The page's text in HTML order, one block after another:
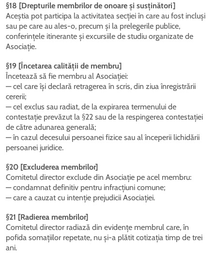
§18 [Drepturile membrilor de onoare și susținători]
Aceștia pot participa la activitatea secției în care au fost incluși
sau pe care au ales-o, precum și la prelegerile publice,
conferințele itinerante și excursiile de studiu organizate de
Asociație.
§19 [Încetarea calității de membru]
Încetează să fie membru al Asociației:
— cel care își declară retragerea în scris, din ziua înregistrării
cererii;
— cel exclus sau radiat, de la expirarea termenului de
contestație prevăzut la §22 sau de la respingerea contestației
de către adunarea generală;
— în cazul decesului persoanei fizice sau al începerii lichidării
persoanei juridice.
§20 [Excluderea membrilor]
Comitetul director exclude din Asociație pe acel membru:
— condamnat definitiv pentru infracțiuni comune;
— care a cauzat cu intenție prejudicii Asociației.
§21 [Radierea membrilor]
Comitetul director radiază din evidențe membrul care, în
pofida somațiilor repetate, nu și-a plătit cotizația timp de trei
ani.